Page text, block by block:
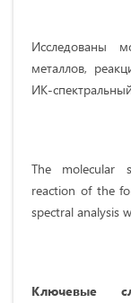
Исследованы
металлов,
ИК-
The molecular
reaction of the
spectral analysis
Ключевые